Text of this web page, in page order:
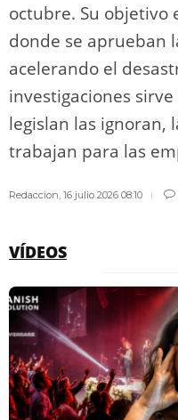
octubre. Su objetivo
donde se aprueban
acelerando el
investigaciones
legislan las ignoran,
trabajan para las
Redaccion 16 julio 2026 08:10
VÍDEOS